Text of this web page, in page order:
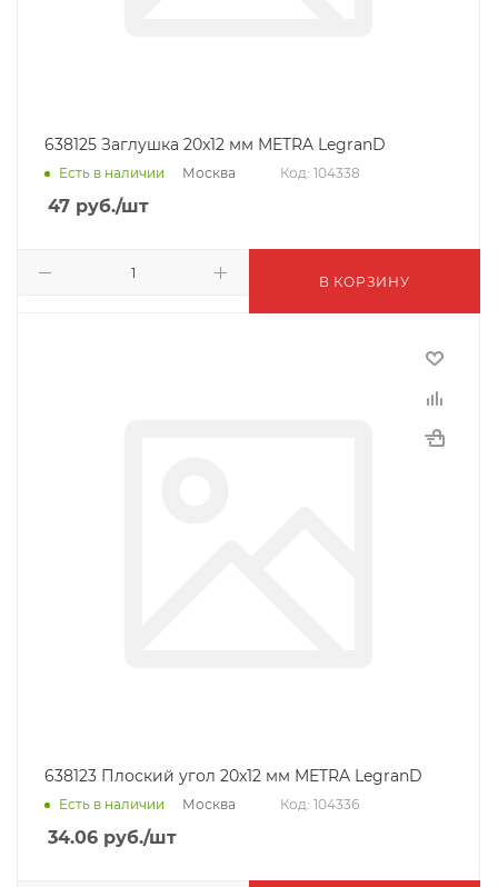
638125 Заглушка 20x12 мм METRA LegranD
Есть в наличии Москва Код: 104338
47 руб./шт
В КОРЗИНУ
638123 Плоский угол 20x12 мм METRA LegranD
Есть в наличии Москва Код: 104336
34.06 руб./шт